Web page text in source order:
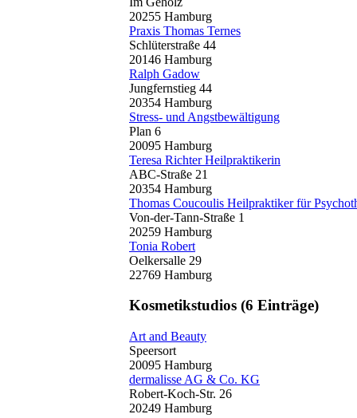
20255 Hamburg
Praxis Thomas Ternes
Schlüterstraße 44
20146 Hamburg
Ralph Gadow
Jungfernstieg 44
20354 Hamburg
Stress- und Angstbewältigung
Plan 6
20095 Hamburg
Teresa Richter Heilpraktikerin
ABC-Straße 21
20354 Hamburg
Thomas Coucoulis Heilpraktiker für
Von-der-Tann-Straße 1
20259 Hamburg
Tonia Robert
Oelkersalle 29
22769 Hamburg
Kosmetikstudios (6 Einträge)
Art and Beauty
Speersort
20095 Hamburg
dermalisse AG & Co. KG
Robert-Koch-Str. 26
20249 Hamburg